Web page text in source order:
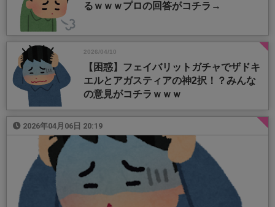
るｗｗｗプロの回答がコチラ→
2026/04/10
【困惑】フェイバリットガチャでザドキ
エルとアガスティアの神2択！？みんな
の意見がコチラｗｗｗ
2026年04月06日 20:19